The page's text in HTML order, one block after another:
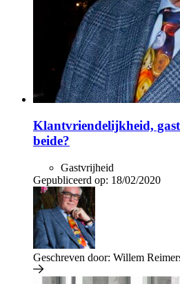
Klantvriendelijkheid,
beide?
Gastvrijheid
Gepubliceerd op: 18/02/2020
Geschreven door: Willem